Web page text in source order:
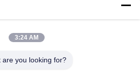
सौर ऊर्जा भंडारण बैटरी
3:24 AM
are you looking for?